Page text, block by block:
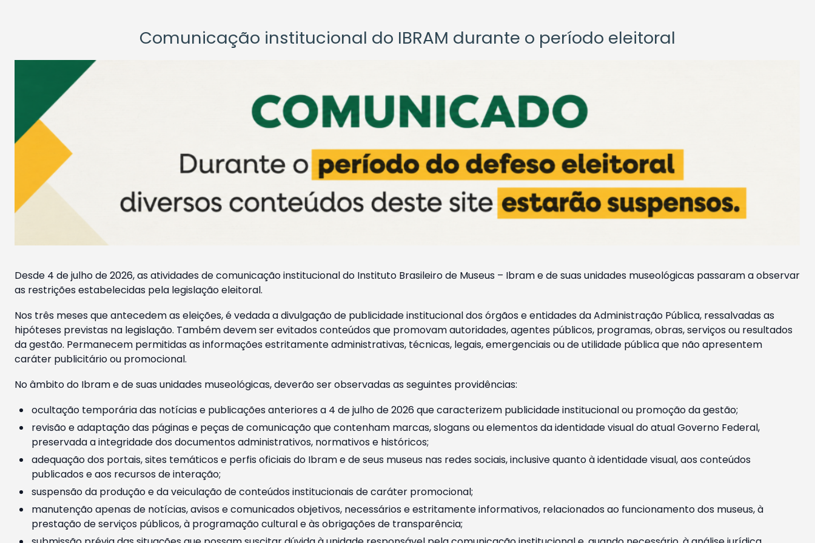
Comunicação institucional do IBRAM durante o período eleitoral
Desde 4 de julho de 2026, as atividades de comunicação institucional do Instituto Brasileiro de Museus – Ibram e de suas unidades museológicas passaram a observar
as restrições estabelecidas pela legislação eleitoral.
Nos três meses que antecedem as eleições, é vedada a divulgação de publicidade institucional dos órgãos e entidades da Administração Pública, ressalvadas as
hipóteses previstas na legislação. Também devem ser evitados conteúdos que promovam autoridades, agentes públicos, programas, obras, serviços ou resultados
da gestão. Permanecem permitidas as informações estritamente administrativas, técnicas, legais, emergenciais ou de utilidade pública que não apresentem
caráter publicitário ou promocional.
No âmbito do Ibram e de suas unidades museológicas, deverão ser observadas as seguintes providências:
ocultação temporária das notícias e publicações anteriores a 4 de julho de 2026 que caracterizem publicidade institucional ou promoção da gestão;
revisão e adaptação das páginas e peças de comunicação que contenham marcas, slogans ou elementos da identidade visual do atual Governo Federal,
preservada a integridade dos documentos administrativos, normativos e históricos;
adequação dos portais, sites temáticos e perfis oficiais do Ibram e de seus museus nas redes sociais, inclusive quanto à identidade visual, aos conteúdos
publicados e aos recursos de interação;
suspensão da produção e da veiculação de conteúdos institucionais de caráter promocional;
manutenção apenas de notícias, avisos e comunicados objetivos, necessários e estritamente informativos, relacionados ao funcionamento dos museus, à
prestação de serviços públicos, à programação cultural e às obrigações de transparência;